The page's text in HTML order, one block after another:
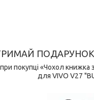
ПОДАРУНОК
покупці «Чохол книжка
для VIVO V27